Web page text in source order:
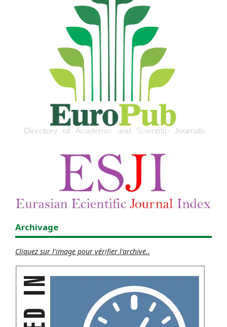
Archivage
Cliquez sur l'image pour vérifier l'archive..